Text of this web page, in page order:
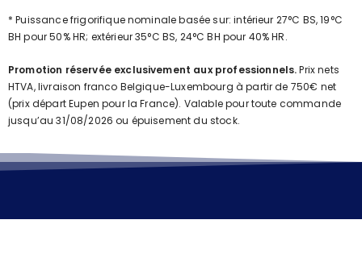
* Puissance frigorifique nominale basée sur: intérieur 27°C BS, 19°C
BH pour 50% HR; extérieur 35°C BS, 24°C BH pour 40% HR.
Promotion réservée exclusivement aux professionnels.Prix nets
HTVA, livraison franco Belgique-Luxembourg à partir de 750€ net
(prix départ Eupen pour la France). Valable pour toute commande
jusqu’au 31/08/2026 ou épuisement du stock.